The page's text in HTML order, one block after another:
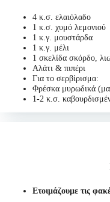
4 κ.σ. ελαιόλαδο
1 κ.σ. χυμό λεμονιού
1 κ.γ. μουστάρδα
1 κ.γ. μέλι
1 σκελίδα σκόρδο,
Αλάτι & πιπέρι
Για το σερβίρισμα:
Φρέσκα μυρωδικά
1-2 κ.σ.
Ετοιμάζουμε τις